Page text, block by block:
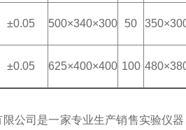
±0.05 500×340×300 50
±0.05 625×400×400 100
限公司是一家专业生产销售实验仪